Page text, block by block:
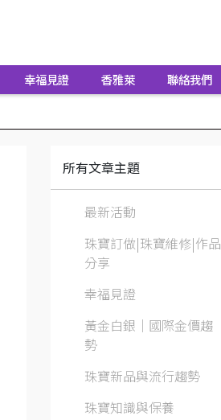
幸福見證 香雅萊 聯絡我們
所有文章主題
最新活動
珠寶訂做|珠寶維修|作品
分享
幸福見證
黃金白銀│國際金價趨
勢
珠寶新品與流行趨勢
珠寶知識與保養